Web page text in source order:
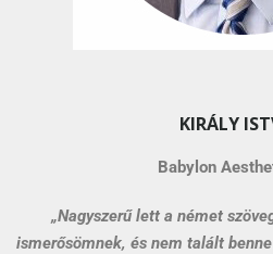
KIRÁLY
Babylon
„Nagyszerű lett a német
ismerősömnek, és nem talált